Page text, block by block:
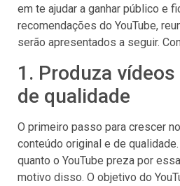
em te ajudar a ganhar público e
recomendações do YouTube,
serão apresentados a seguir.
1. Produza
de qualidade
O primeiro passo para crescer
conteúdo original e de
quanto o YouTube preza por
motivo disso. O objetivo do